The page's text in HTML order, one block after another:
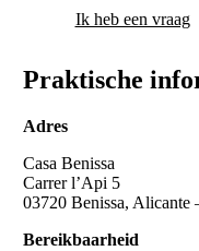
Ik heb een vraag
Praktische
Adres
Casa Benissa
Carrer l’Api 5
03720 Benissa, Alicante
Bereikbaarheid